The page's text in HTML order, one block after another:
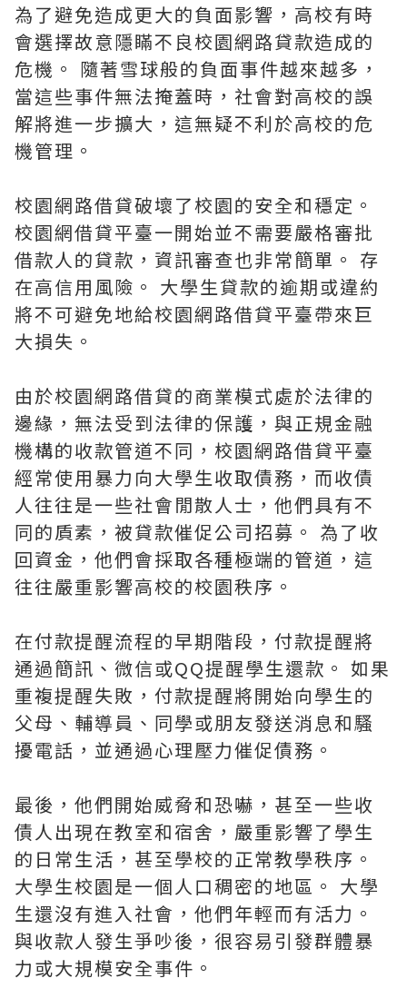
為了避免造成更大的負面影響，高校有時
會選擇故意隱瞞不良校園網路貸款造成的
危機。 隨著雪球般的負面事件越來越多，
當這些事件無法掩蓋時，社會對高校的誤
解將進一步擴大，這無疑不利於高校的危
機管理。
校園網路借貸破壞了校園的安全和穩定。
校園網借貸平臺一開始並不需要嚴格審批
借款人的貸款，資訊審查也非常簡單。 存
在高信用風險。 大學生貸款的逾期或違約
將不可避免地給校園網路借貸平臺帶來巨
大損失。
由於校園網路借貸的商業模式處於法律的
邊緣，無法受到法律的保護，與正規金融
機構的收款管道不同，校園網路借貸平臺
經常使用暴力向大學生收取債務，而收債
人往往是一些社會閒散人士，他們具有不
同的貭素，被貸款催促公司招募。 為了收
回資金，他們會採取各種極端的管道，這
往往嚴重影響高校的校園秩序。
在付款提醒流程的早期階段，付款提醒將
通過簡訊、微信或QQ提醒學生還款。 如果
重複提醒失敗，付款提醒將開始向學生的
父母、輔導員、同學或朋友發送消息和騷
擾電話，並通過心理壓力催促債務。
最後，他們開始威脅和恐嚇，甚至一些收
債人出現在教室和宿舍，嚴重影響了學生
的日常生活，甚至學校的正常教學秩序。
大學生校園是一個人口稠密的地區。 大學
生還沒有進入社會，他們年輕而有活力。
與收款人發生爭吵後，很容易引發群體暴
力或大規模安全事件。